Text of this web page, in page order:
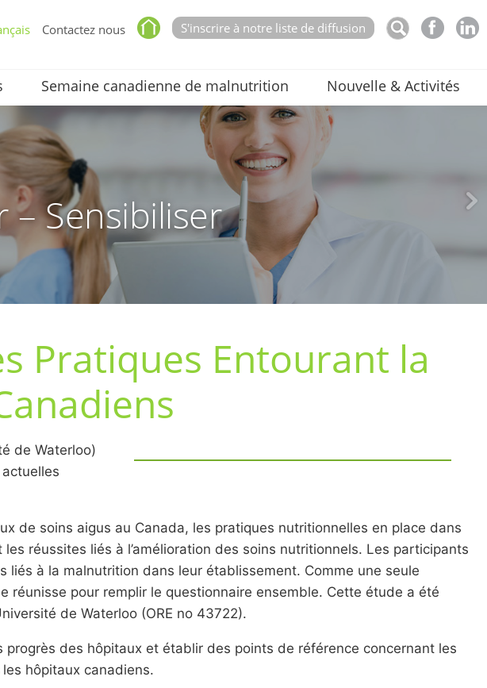
S'inscrire à notre liste de diffusion
Contactez nous
Semaine canadienne de malnutrition Nouvelle & Activités
– Sensibiliser
Pratiques Entourant la
de Waterloo)
de soins aigus au Canada, les pratiques nutritionnelles en place dans
réussites liés à l’amélioration des soins nutritionnels. Les participants
liés à la malnutrition dans leur établissement. Comme une seule
réunisse pour remplir le questionnaire ensemble. Cette étude a été
de Waterloo (ORE no 43722).
des hôpitaux et établir des points de référence concernant les
hôpitaux canadiens.